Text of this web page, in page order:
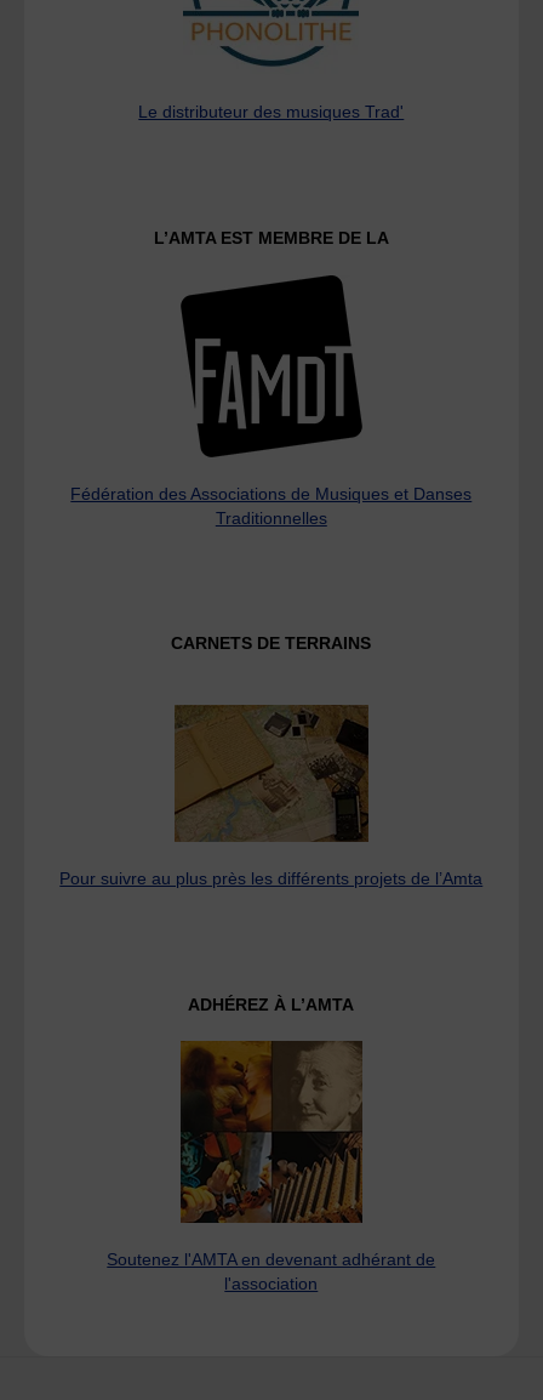
Le distributeur des musiques Trad'
L’AMTA EST MEMBRE DE LA
Fédération des Associations de Musiques et Danses
Traditionnelles
CARNETS DE TERRAINS
Pour suivre au plus près les différents projets de l’Amta
ADHÉREZ À L’AMTA
Soutenez l'AMTA en devenant adhérant de
l'association